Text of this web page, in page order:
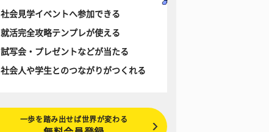
社会見学イベントへ参加できる
就活完全攻略テンプレが使える
試写会・プレゼントなどが当たる
社会人や学生とのつながりがつくれる
一歩を踏み出せば世界が変わる